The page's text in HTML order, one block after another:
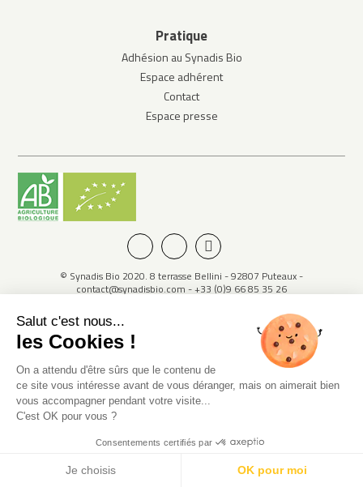
Pratique
Adhésion au Synadis Bio
Espace adhérent
Contact
Espace presse
© Synadis Bio 2020. 8 terrasse Bellini - 92807 Puteaux -
contact@synadisbio.com - +33 (0)9 66 85 35 26
Plan du site
Salut c'est nous...
les Cookies !
On a attendu d'être sûrs que le contenu de
ce site vous intéresse avant de vous déranger, mais on aimerait bien
vous accompagner pendant votre visite...
C'est OK pour vous ?
Consentements certifiés par
Je choisis OK pour moi